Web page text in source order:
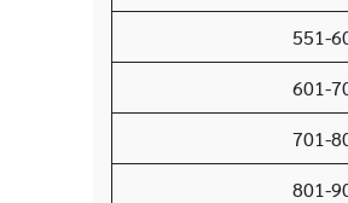
551-
601-
701-
801-